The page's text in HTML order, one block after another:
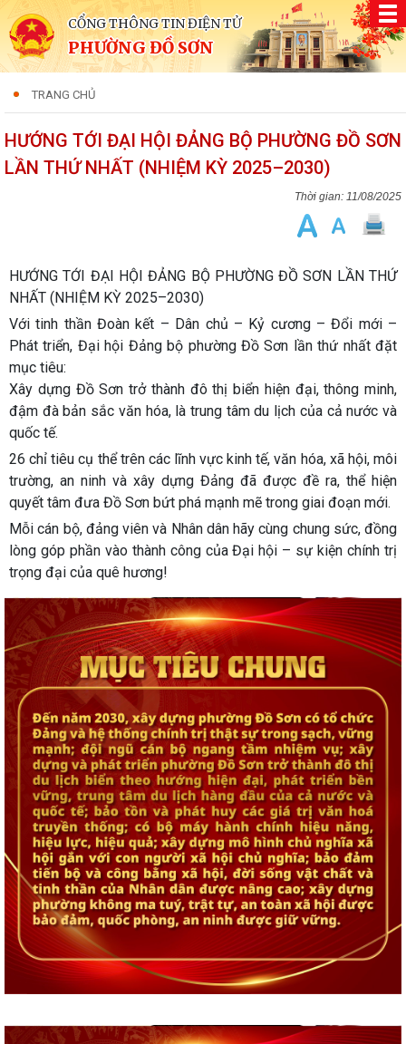
CỔNG THÔNG TIN ĐIỆN TỬ
PHƯỜNG ĐỒ SƠN
TRANG CHỦ
HƯỚNG TỚI ĐẠI HỘI ĐẢNG BỘ PHƯỜNG ĐỒ SƠN
LẦN THỨ NHẤT (NHIỆM KỲ 2025–2030)
11/08/2025
HƯỚNG TỚI ĐẠI HỘI ĐẢNG BỘ PHƯỜNG ĐỒ SƠN LẦN THỨ
NHẤT (NHIỆM KỲ 2025–2030)
Với tinh thầnĐoàn kết – Dân chủ – Kỷ cương – Đổi mới –
Phát triển, Đại hội Đảng bộ phường Đồ Sơn lần thứ nhất đặt
mục tiêu:
Xây dựng Đồ Sơn trở thành đô thị biển hiện đại, thông minh,
đậm đà bản sắc văn hóa, là trung tâm du lịch của cả nước và
quốc tế.
26 chỉ tiêu cụ thể trên các lĩnh vựckinh tế, văn hóa, xã hội, môi
trường, an ninh và xây dựng Đảng đã được đề ra, thể hiện
quyết tâm đưa Đồ Sơn bứt phá mạnh mẽ trong giai đoạn mới.
Mỗi cán bộ, đảng viên và Nhân dân hãy cùng chung sức, đồng
lòng góp phần vào thành công của Đại hội – sự kiện chính trị
trọng đại của quê hương!